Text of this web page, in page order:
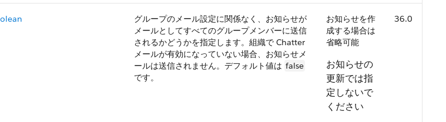
グループのメール設定に関係なく、お知らせが
メールとしてすべてのグループメンバーに送信
されるかどうかを指定します。組織で Chatter
メールが有効になっていない場合、お知らせメ
ールは送信されません。デフォルト値は false
です。
お知らせを作
成する場合は
省略可能
お知らせの
更新では指
定しないで
ください
36.0